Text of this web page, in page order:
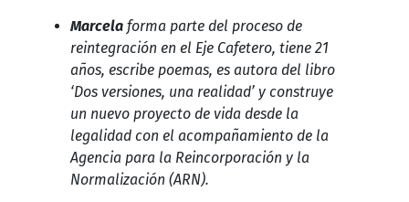
Marcelaforma parte del proceso de
reintegración en el Eje Cafetero, tiene 21
años, escribe poemas, es autora del libro
‘Dos versiones, una realidad’ y construye
un nuevo proyecto de vida desde la
legalidad con el acompañamiento de la
Agencia para la Reincorporación y la
Normalización (ARN).